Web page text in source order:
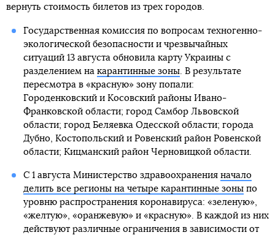
вернуть стоимость билетов из трех городов.
Государственная комиссия по вопросам техногенно-
экологической безопасности и чрезвычайных
ситуаций 13 августа обновила карту Украины с
разделением на карантинные зоны. В результате
пересмотра в «красную» зону попали:
Городенковский и Косовский районы Ивано-
Франковской области; город Самбор Львовской
области; город Беляевка Одесской области; города
Дубно, Костопольский и Ровенский район Ровенской
области; Кицманский район Черновицкой области.
С 1 августа Министерство здравоохранения начало
делить все регионы на четыре карантинные зоныпо
уровню распространения коронавируса: «зеленую»,
«желтую», «оранжевую» и «красную». В каждой из них
действуют различные ограничения в зависимости от